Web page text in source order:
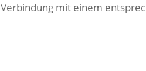
Verbindung mit einem